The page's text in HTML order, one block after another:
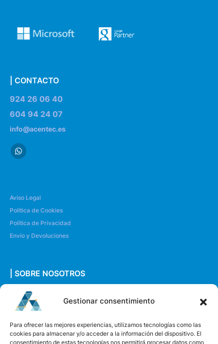
Gestionar consentimiento
Para ofrecer las mejores experiencias, utilizamos tecnologías como las
cookies para almacenar y/o acceder a la información del dispositivo. El
consentimiento de estas tecnologías nos permitirá procesar datos como
| CONTACTO
924 26 06 40
604 94 24 07
info@acentec.es
Aviso Legal
Política de Cookies
Política de Privacidad
Envío y Devoluciones
| SOBRE NOSOTROS
Quiénes somos
Envíanos un mensaje